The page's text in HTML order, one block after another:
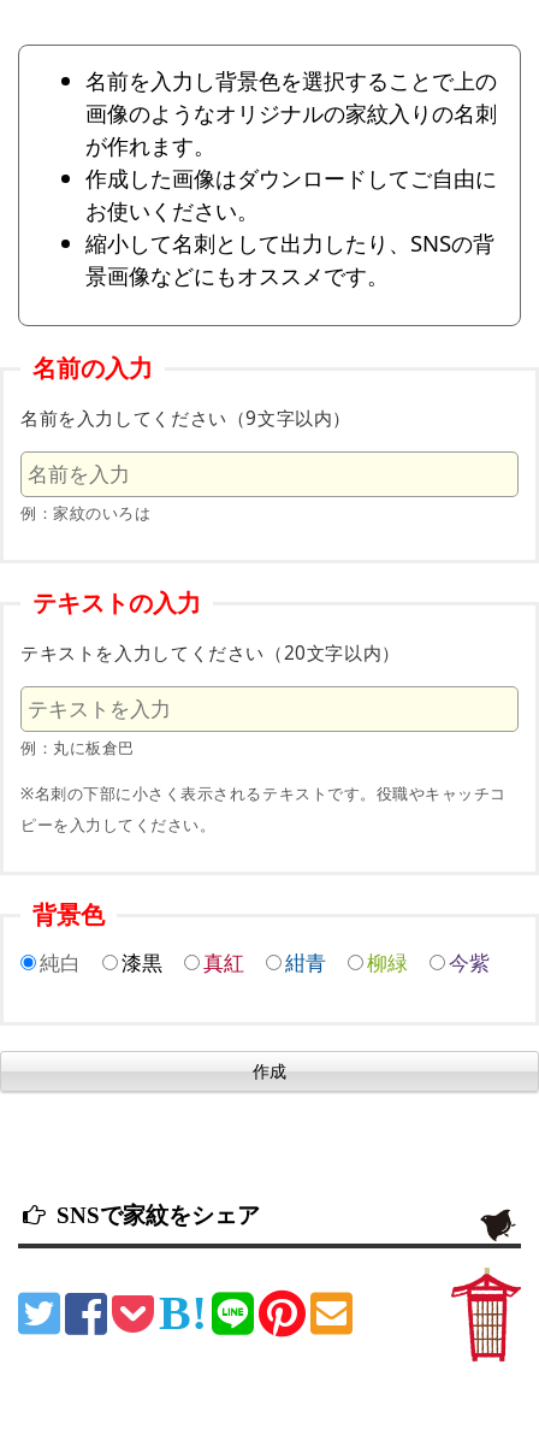
名前を入力し背景色を選択することで上の
画像のようなオリジナルの家紋入りの名刺
が作れます。
作成した画像はダウンロードしてご自由に
お使いください。
縮小して名刺として出力したり、SNSの背
景画像などにもオススメです。
名前の入力
名前を入力してください（9文字以内）
例：家紋のいろは
テキストの入力
テキストを入力してください（20文字以内）
例：丸に板倉巴
※名刺の下部に小さく表示されるテキストです。役職やキャッチコ
ピーを入力してください。
背景色
純白 漆黒 真紅 紺青 柳緑 今紫
SNSで家紋をシェア